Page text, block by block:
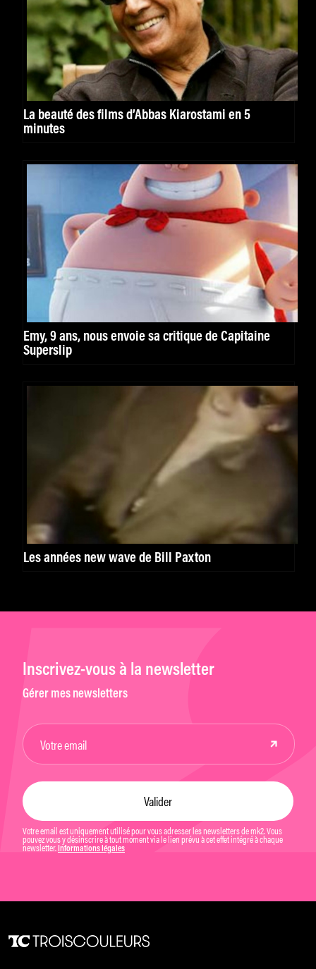
La beauté des films d’Abbas Kiarostami en 5
minutes
Emy, 9 ans, nous envoie sa critique de Capitaine
Superslip
Les années new wave de Bill Paxton
Inscrivez-vous à la newsletter
Gérer mes newsletters
Votre email est uniquement utilisé pour vous adresser les newsletters de mk2. Vous
pouvez vous y désinscrire à tout moment via le lien prévu à cet effet intégré à chaque
newsletter. Informations légales